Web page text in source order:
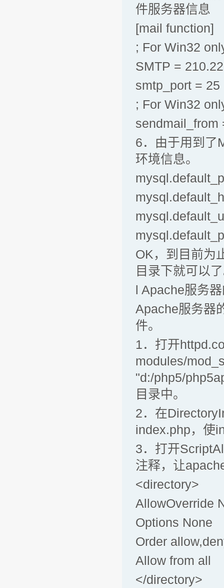
件服务器信息
[mail function]
; For Win32
SMTP =
smtp_port = 25
; For Win32
6．由于用到了
环境信息。
OK，到目前为
目录下就可以
l Apache服务
Apache服务器
件。
1．打开
modules/
"d:/php5/
目录中。
2．在
index.php，使
3．打开
注释，让
<directory>
AllowOverride
Options None
Order
Allow from all
</directory>